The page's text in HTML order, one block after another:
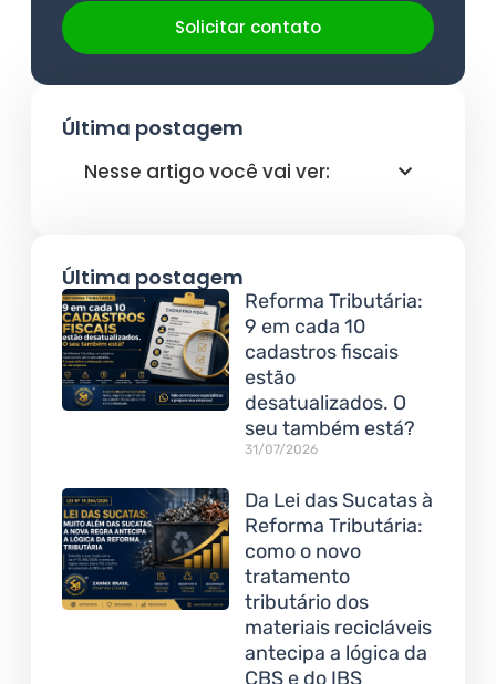
Solicitar contato
Última postagem
Nesse artigo você vai ver:
Última postagem
Reforma Tributária:
9 em cada 10
cadastros fiscais
estão
desatualizados. O
seu também está?
31/07/2026
Da Lei das Sucatas à
Reforma Tributária:
como o novo
tratamento
tributário dos
materiais recicláveis
antecipa a lógica da
CBS e do IBS